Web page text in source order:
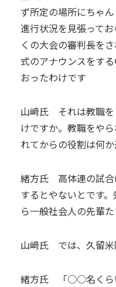
ず所定の場所にちゃ
進行状況を見張って
くの大会の審判長を
式のアナウンスをす
おったわけです
山﨑氏 それは教職を
けですか。教職をや
れてからの役割は何か
緒方氏 高体連の試合
するとやないとです
ら一般社会人の先輩
山﨑氏 では、久留米
緒方氏 「○○名くら